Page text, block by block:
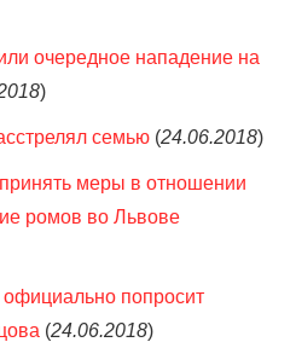
очередное нападение на
)
семью (24.06.2018)
меры в отношении
ромов во Львове
попросит
(24.06.2018)